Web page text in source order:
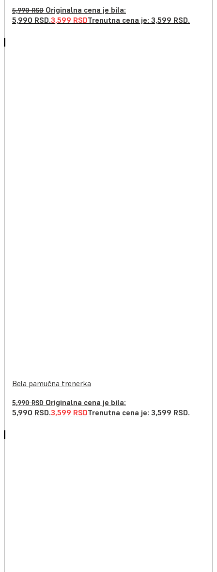
5,990RSD Originalna cena je bila:
5,990 RSD.3,599 RSDTrenutna cena je: 3,599 RSD.
Bela pamučna trenerka
5,990RSD Originalna cena je bila:
5,990 RSD.3,599 RSDTrenutna cena je: 3,599 RSD.